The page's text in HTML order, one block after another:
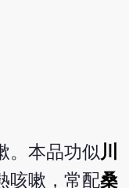
。本品功似川
咳嗽，常配桑